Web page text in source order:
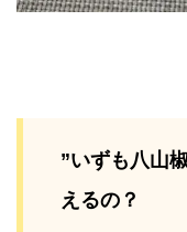
”いずも八山
えるの？